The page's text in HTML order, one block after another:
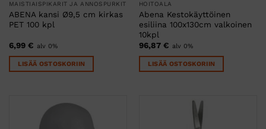
MAISTIAISPIKARIT JA ANNOSPURKIT
ABENA kansi Ø9,5 cm kirkas
PET 100 kpl
6,99 € alv 0%
LISÄÄ OSTOSKORIIN
HOITOALA
Abena Kestokäyttöinen
esiliina 100x130cm valkoinen
10kpl
96,87 € alv 0%
LISÄÄ OSTOSKORIIN